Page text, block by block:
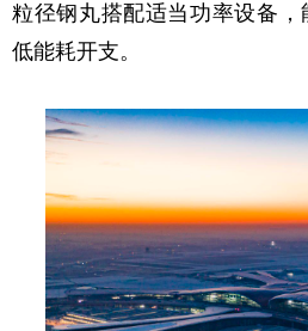
粒径钢丸搭配适当功率设备
低能耗开支。